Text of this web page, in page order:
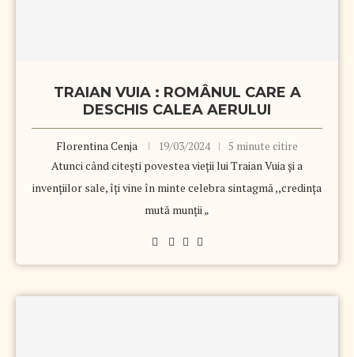
TRAIAN VUIA : ROMÂNUL CARE A
DESCHIS CALEA AERULUI
Florentina Cenja 19/03/2024
5 minute citire
Atunci când citești povestea vieții lui Traian Vuia și a
invențiilor sale, îți vine în minte celebra sintagmă ,,credința
mută munții „